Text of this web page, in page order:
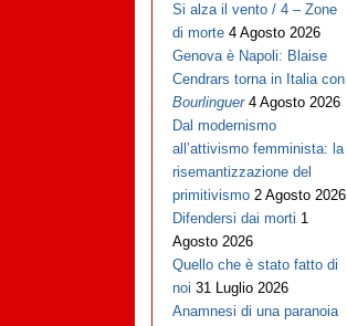
Si alza il vento / 4 – Zone
di morte 4 Agosto 2026
Genova è Napoli: Blaise
Cendrars torna in Italia con
Bourlinguer 4 Agosto 2026
Dal modernismo
all’attivismo femminista: la
risemantizzazione del
primitivismo 2 Agosto 2026
Difendersi dai morti 1
Agosto 2026
Quello che è stato fatto di
noi 31 Luglio 2026
Anamnesi di una paranoia